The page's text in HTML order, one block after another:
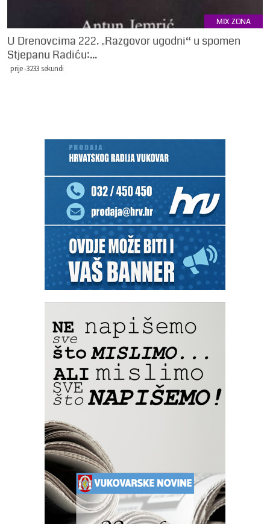
MIX ZONA
U Drenovcima 222. „Razgovor ugodni“ u spomen
Stjepanu Radiću:...
prije -3233 sekundi